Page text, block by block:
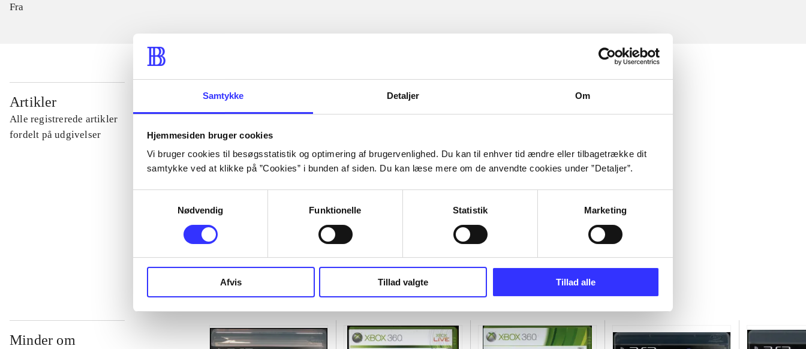
Samtykke Detaljer Om
Hjemmesiden bruger cookies
Vi bruger cookies til besøgsstatistik og optimering af brugervenlighed. Du kan til enhver tid ændre eller tilbagetrække dit
samtykke ved at klikke på ”Cookies” i bunden af siden. Du kan læse mere om de anvendte cookies under ”Detaljer”.
Nødvendig
Funktionelle Statistik Marketing
Afvis Tillad valgte Tillad alle
Fra
Artikler
Alle registrerede artikler
fordelt på udgivelser
...
...
...
...
Minder om